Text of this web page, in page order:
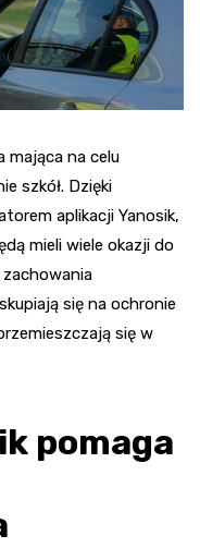
mająca na celu
szkół. Dzięki
aplikacji Yanosik,
mieli wiele okazji do
się na ochronie
się w
pomaga